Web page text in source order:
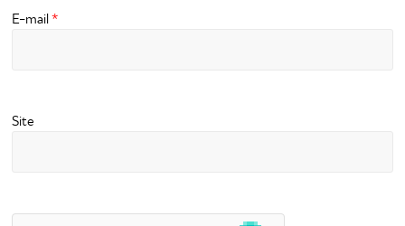
E-mail*
Site